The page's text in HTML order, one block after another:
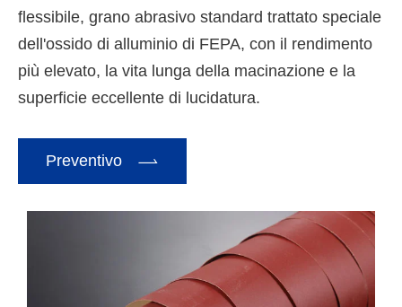
flessibile, grano abrasivo standard trattato speciale
dell'ossido di alluminio di FEPA, con il rendimento
più elevato, la vita lunga della macinazione e la
superficie eccellente di lucidatura.
Preventivo 